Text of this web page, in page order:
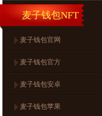
麦子钱包NFT
麦子钱包官网
麦子钱包官方
麦子钱包安卓
麦子钱包苹果